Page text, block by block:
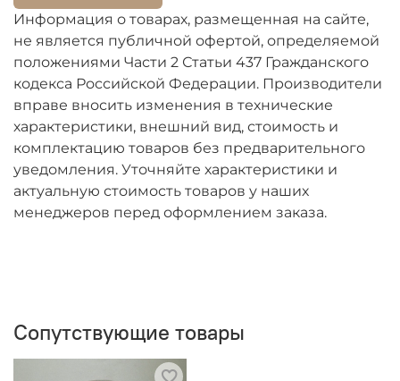
Информация о товарах, размещенная на сайте,
не является публичной офертой, определяемой
положениями Части 2 Статьи 437 Гражданского
кодекса Российской Федерации. Производители
вправе вносить изменения в технические
характеристики, внешний вид, стоимость и
комплектацию товаров без предварительного
уведомления. Уточняйте характеристики и
актуальную стоимость товаров у наших
менеджеров перед оформлением заказа.
Сопутствующие товары